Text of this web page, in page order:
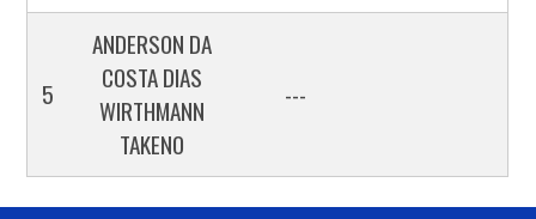
5
ANDERSON DA
COSTA DIAS
WIRTHMANN
TAKENO
---